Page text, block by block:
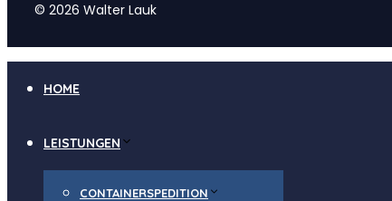
© 2026 Walter Lauk
HOME
LEISTUNGEN
CONTAINERSPEDITION